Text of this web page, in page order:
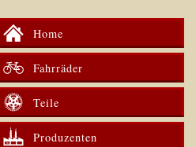
Home
Fahrräder
Teile
Produzenten